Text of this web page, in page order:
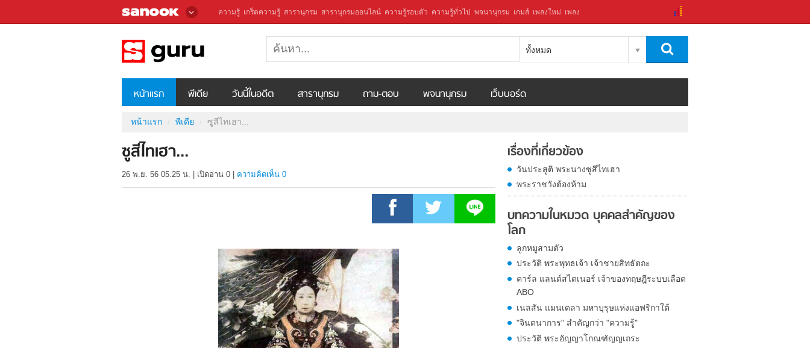
ความรู้ เกร็ดความรู้ สารานุกรม สารานุกรมออนไลน์ ความรู้รอบตัว ความรู้ทั่วไป พจนานุกรม เกมส์ เพลงใหม่ เพลง
ทั้งหมด
หน้าแรก พีเดีย วันนี้ในอดีต สารานุกรม ถาม-ตอบ พจนานุกรม เว็บบอร์ด
หน้าแรก พีเดีย ซูสีไทเฮา...
ซูสีไทเฮา...
26 พ.ย. 56 05.25 น. เปิดอ่าน 0 ความคิดเห็น 0
เรื่องที่เกี่ยวข้อง
วันประสูติ พระนางซูสีไทเฮา
พระราชวังต้องห้าม
บทความในหมวด บุคคลสำคัญของ
โลก
ลูกหมูสามตัว
ประวัติ พระพุทธเจ้า เจ้าชายสิทธัตถะ
คาร์ล แลนด์สไตเนอร์ เจ้าของทฤษฎีระบบเลือด
ABO
เนลสัน แมนเดลา มหาบุรุษแห่งแอฟริกาใต้
"จินตนาการ" สำคัญกว่า "ความรู้"
ประวัติ พระอัญญาโกณฑัญญเถระ